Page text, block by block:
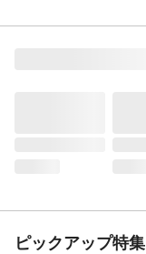
ピックアップ特集